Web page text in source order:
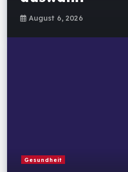
August 6, 2026
Gesundheit